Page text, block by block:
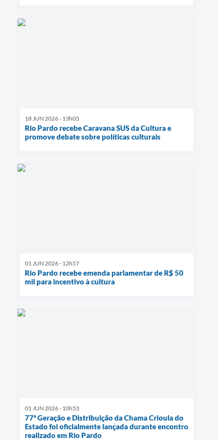
18 JUN 2026 - 13h05
Rio Pardo recebe Caravana SUS da Cultura e
promove debate sobre políticas culturais
01 JUN 2026 - 12h57
Rio Pardo recebe emenda parlamentar de R$ 50
mil para incentivo à cultura
01 JUN 2026 - 10h53
77ª Geração e Distribuição da Chama Crioula do
Estado foi oficialmente lançada durante encontro
realizado em Rio Pardo